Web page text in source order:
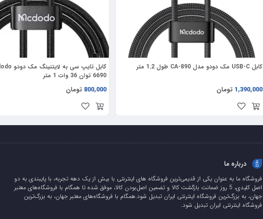
کابل USB-C مک دودو مدل CA-890 طول 1.2 متر
1,390,000 تومان
6690 توان 36 وات 1 متر
800,000 تومان
درباره ما
فروشگاه ما به عنوان یکی از قدیمی‌ترین فروشگاه های اینترنتی با بیش از یک دهه تجربه، با پایبندی به دو
اصل کلیدی، 5 روز ضمانت بازگشت کالا و تضمین اصل‌بودن کالا، موفق شده تا همگام با فروشگاه‌های معتبر
جهان، به بزرگ‌ترین فروشگاه اینترنتی ایران تبدیل شود.همگام با فروشگاه‌های معتبر جهان، به بزرگ‌ترین
فروشگاه اینترنتی ایران تبدیل شود.